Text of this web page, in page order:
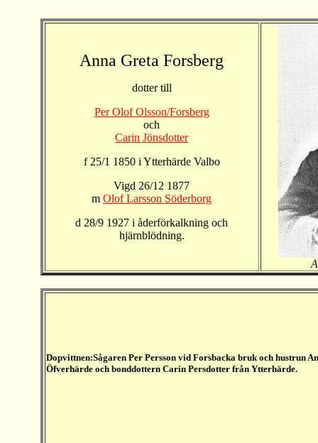
Anna Greta Forsberg
dotter till
Per Olof Olsson/Forsberg
och
Carin Jönsdotter
f 25/1 1850 i Ytterhärde Valbo
Vigd 26/12 1877
m Olof Larsson Söderborg
d 28/9 1927 i åderförkalkning och
hjärnblödning.
Dopvittnen:Sågaren Per Persson vid Forsbacka bruk och hustrun
Öfverhärde och bonddottern Carin Persdotter från Ytterhärde.